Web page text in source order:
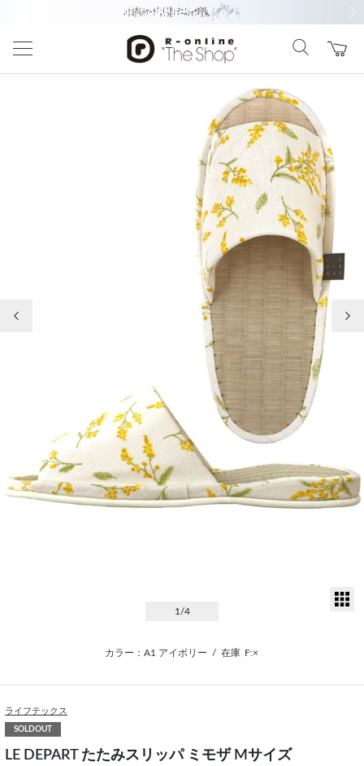
1 /4
カラー：A1 アイボリー / 在庫 F:×
ライフテックス
SOLDOUT
LE DEPART たたみスリッパ ミモザ Mサイズ